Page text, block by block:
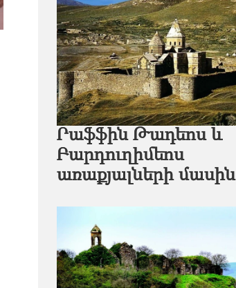
Րաֆֆին Թադեոս և
Բարդուղիմեոս
առաքյալների մասին